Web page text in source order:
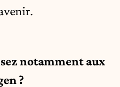
notamment aux
?